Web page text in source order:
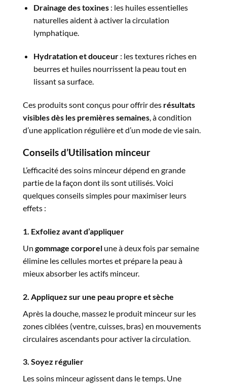
Drainage des toxines: les huiles essentielles
naturelles aident à activer la circulation
lymphatique.
Hydratation et douceur: les textures riches en
beurres et huiles nourrissent la peau tout en
lissant sa surface.
Ces produits sont conçus pour offrir des résultats
visibles dès les premières semaines , à condition
d’une application régulière et d’un mode de vie sain.
Conseils d’Utilisation minceur
L’efficacité des soins minceur dépend en grande
partie de la façon dont ils sont utilisés. Voici
quelques conseils simples pour maximiser leurs
effets :
1. Exfoliez avant d’appliquer
Un gommage corporel une à deux fois par semaine
élimine les cellules mortes et prépare la peau à
mieux absorber les actifs minceur.
2. Appliquez sur une peau propre et sèche
Après la douche, massez le produit minceur sur les
zones ciblées (ventre, cuisses, bras) en mouvements
circulaires ascendants pour activer la circulation.
3. Soyez régulier
Les soins minceur agissent dans le temps. Une